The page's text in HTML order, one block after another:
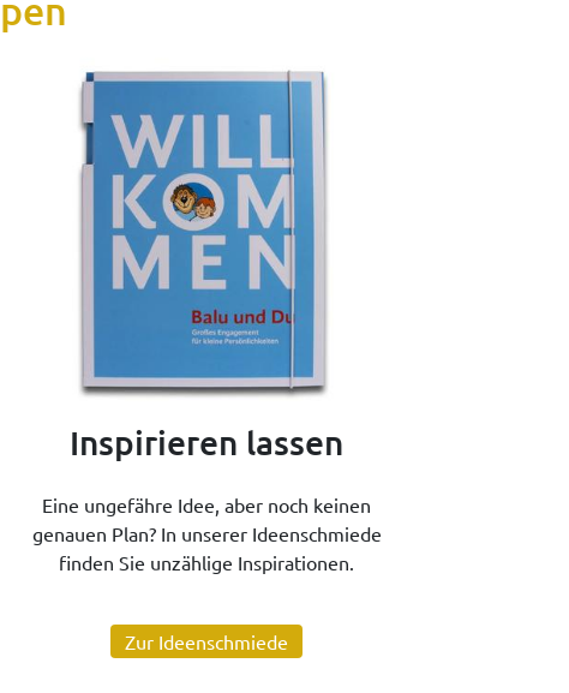
Inspirieren lassen
Eine ungefähre Idee, aber noch keinen
genauen Plan? In unserer Ideenschmiede
finden Sie unzählige Inspirationen.
Zur Ideenschmiede